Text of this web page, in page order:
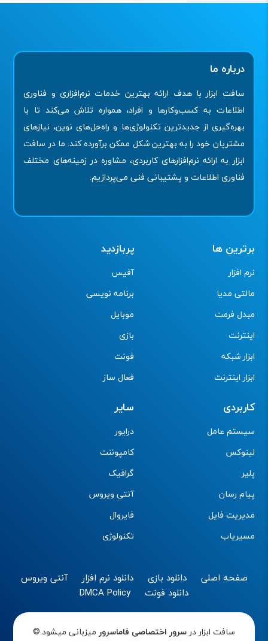
درباره ما
سافت ابزار با هدف ارائه بهترین خدمات نرم‌افزاری و فناوری
اطلاعات به کسب‌وکارها و افراد، همواره تلاش می‌کند تا با
بهره‌گیری از جدیدترین تکنولوژی‌ها و راه‌حل‌های نوین، نیازهای
مشتریان خود را به بهترین شکل ممکن برآورده کند. ما در سافت
ابزار به ارائه نرم‌افزارهای کاربردی، مشاوره در زمینه‌های مختلف
فناوری اطلاعات و پشتیبانی فنی می‌پردازیم.
برترین ها
نرم افزار
مالتی مدیا
مبدل فرمت
اینترنت
ابزار شبکه
ابزار اینترنت
پربازدید
آفیس
برنامه نویسی
موبایل
بازی
فونت
فعال ساز
کاربردی
سیستم عامل
لینوکس
پلیر
پیام رسان
مدیریت فایل
مسیریاب
سایر
درایور
کامپوننت
گرافیک
آنتی ویروس
فایروال
تکنولوژی
صفحه اصلی دانلود بازی دانلود نرم افزار
آنتی ویروس
دانلود فونت
DMCA Policy
سافت ابزار درسرور اختصاصی فاماسرور میزبانی میشود.©